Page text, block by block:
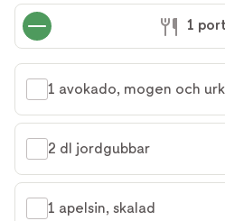
1
1 avokado, mogen och
2 dl jordgubbar
1 apelsin, skalad